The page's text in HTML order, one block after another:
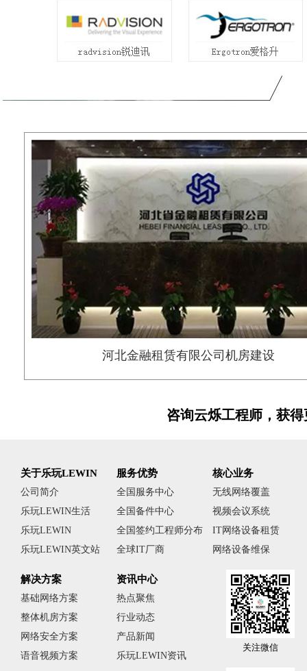
河北金融租赁有限公司机房建设
咨询云烁工程师，获
关于乐玩LEWIN
公司简介
乐玩LEWIN生活
乐玩LEWIN
乐玩LEWIN英文站
服务优势
全国服务中心
全国备件中心
全国签约工程师分布
全球IT厂商
核心业务
无线网络覆盖
视频会议系统
IT网络设备租赁
网络设备维保
解决方案
基础网络方案
整体机房方案
网络安全方案
语音视频方案
资讯中心
热点聚焦
行业动态
产品新闻
乐玩LEWIN资讯
关注微信